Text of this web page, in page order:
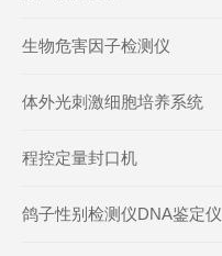
生物危害因子检测仪
体外光刺激细胞培养系统
程控定量封口机
鸽子性别检测仪DNA鉴定仪